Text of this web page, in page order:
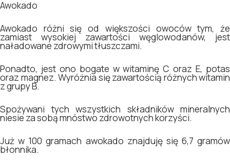
Awokado
Awokado różni się od większości owoców tym, że
zamiast wysokiej zawartości węglowodanów, jest
naładowane zdrowymi tłuszczami.
Ponadto, jest ono bogate w witaminę C oraz E, potas
oraz magnez. Wyróżnia się zawartością różnych witamin
z grupy B.
Spożywani tych wszystkich składników mineralnych
niesie za sobą mnóstwo zdrowotnych korzyści.
Już w 100 gramach awokado znajduję się 6,7 gramów
błonnika.